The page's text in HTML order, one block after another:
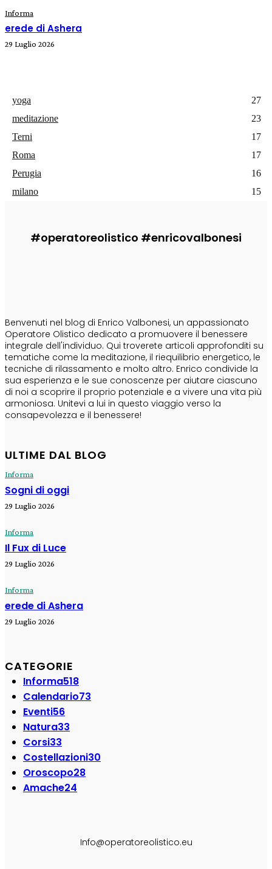
Informa
erede di Ashera
29 Luglio 2026
yoga
27
meditazione
23
Terni
17
Roma
17
Perugia
16
milano
15
#operatoreolistico #enricovalbonesi
Benvenuti nel blog di Enrico Valbonesi, un appassionato
Operatore Olistico dedicato a promuovere il benessere
integrale dell'individuo. Qui troverete articoli approfonditi su
tematiche come la meditazione, il riequilibrio energetico, le
tecniche di rilassamento e molto altro. Enrico condivide la
sua esperienza e le sue conoscenze per aiutare ciascuno
di noi a scoprire il proprio potenziale e a vivere una vita più
armoniosa. Unitevi a lui in questo viaggio verso la
consapevolezza e il benessere!
ULTIME DAL BLOG
Informa
Sogni di oggi
29 Luglio 2026
Informa
Il Fux di Luce
29 Luglio 2026
Informa
erede di Ashera
29 Luglio 2026
CATEGORIE
Informa518
Calendario73
Eventi56
Natura33
Corsi33
Costellazioni30
Oroscopo28
Amache24
Info@operatoreolistico.eu